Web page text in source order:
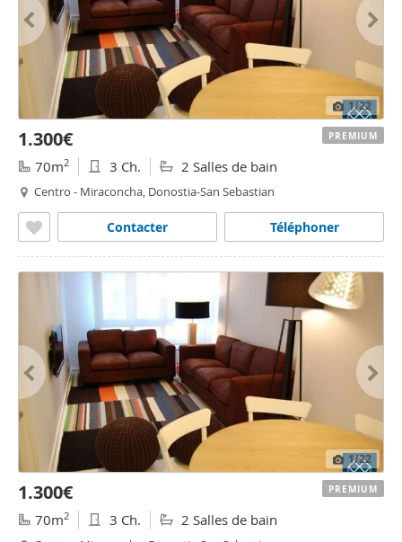
1/22
1.300€
70m2 3 Ch. 2 Salles de bain
Centro - Miraconcha, Donostia-San Sebastian
Téléphoner
Contacter
PREMIUM
1/22
1.300€
70m2 3 Ch. 2 Salles de bain
PREMIUM